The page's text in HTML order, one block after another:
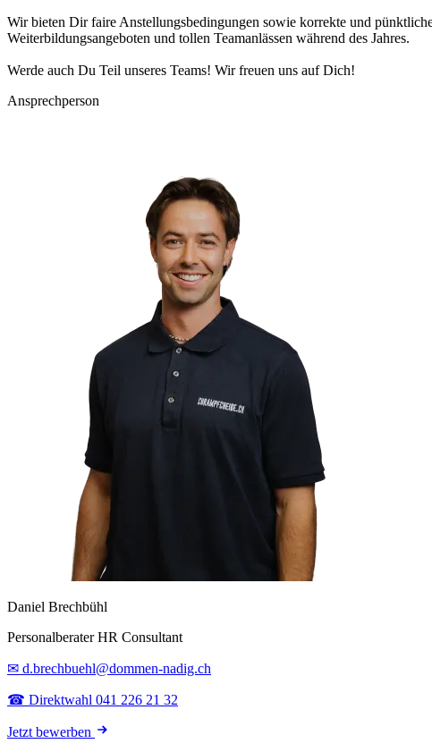
Wir bieten Dir faire Anstellungsbedingungen sowie korrekte und
Weiterbildungsangeboten und tollen Teamanlässen während des Jahres.
Werde auch Du Teil unseres Teams! Wir freuen uns auf Dich!
Ansprechperson
Daniel Brechbühl
Personalberater HR Consultant
✉ d.brechbuehl@dommen-nadig.ch
☎ Direktwahl 041 226 21 32
Jetzt bewerben